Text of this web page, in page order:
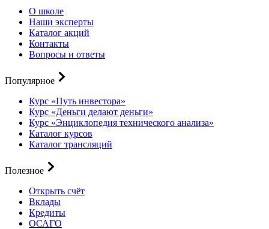
О школе
Наши эксперты
Каталог акций
Контакты
Вопросы и ответы
Популярное
Курс «Путь инвестора»
Курс «Деньги делают деньги»
Курс «Энциклопедия технического анализа»
Каталог курсов
Каталог трансляций
Полезное
Открыть счёт
Вклады
Кредиты
ОСАГО